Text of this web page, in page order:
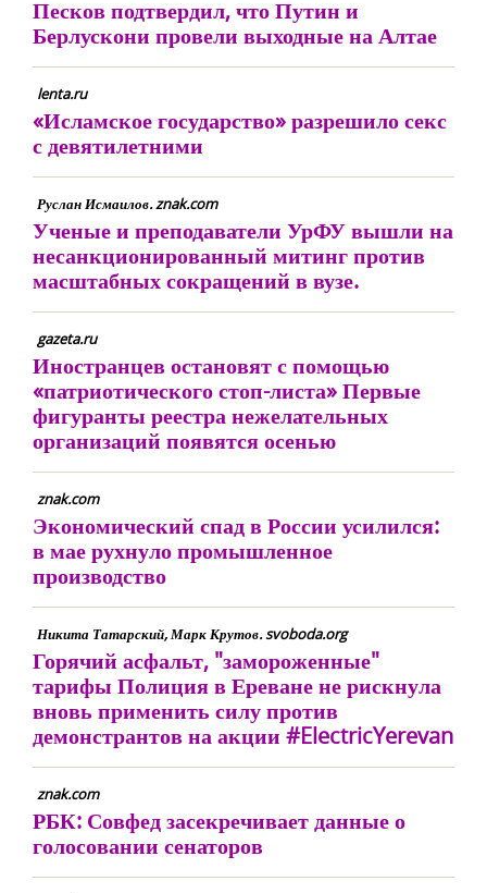
Песков подтвердил, что Путин и
Берлускони провели выходные на Алтае
lenta.ru
«Исламское государство» разрешило секс
с девятилетними
Руслан Исмаилов. znak.com
Ученые и преподаватели УрФУ вышли на
несанкционированный митинг против
масштабных сокращений в вузе.
gazeta.ru
Иностранцев остановят с помощью
«патриотического стоп-листа» Первые
фигуранты реестра нежелательных
организаций появятся осенью
znak.com
Экономический спад в России усилился:
в мае рухнуло промышленное
производство
Никита Татарский, Марк Крутов. svoboda.org
Горячий асфальт, "замороженные"
тарифы Полиция в Ереване не рискнула
вновь применить силу против
демонстрантов на акции #ElectricYerevan
znak.com
РБК: Совфед засекречивает данные о
голосовании сенаторов